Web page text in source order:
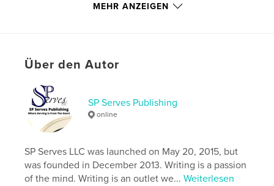
Eigenschaften und Details
(USA),Inspiration
Seitenanzahl:
ISBN
Softcover: 9781389100154
Veröffentlichungsdatum:Dez. 22, 2017
SpracheEnglish
MEHR ANZEIGEN
Über den Autor
SP Serves Publishing
online
SP Serves LLC was launched on May 20, 2015, but
was founded in December 2013. Writing is a passion
of the mind. Writing is an outlet we...Weiterlesen